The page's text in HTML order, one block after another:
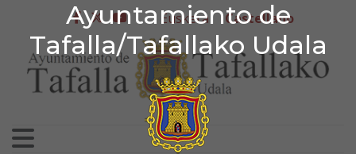
Ayuntamiento de
Tafalla/Tafallako Udala
Ir al contenido
Ayuntamiento de
facebook
twitter
youtube
Euskera Castellano